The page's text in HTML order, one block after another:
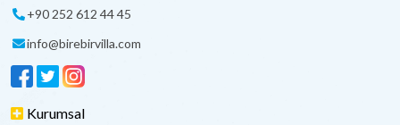
+90 252 612 44 45
info@birebirvilla.com
Kurumsal